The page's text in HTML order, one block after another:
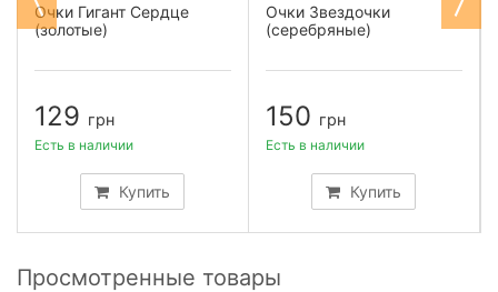
Очки Гигант Сердце
(золотые)
129 грн
Купить
Есть в наличии
Очки Звездочки
(серебряные)
150 грн
Купить
Есть в наличии
Просмотренные товары